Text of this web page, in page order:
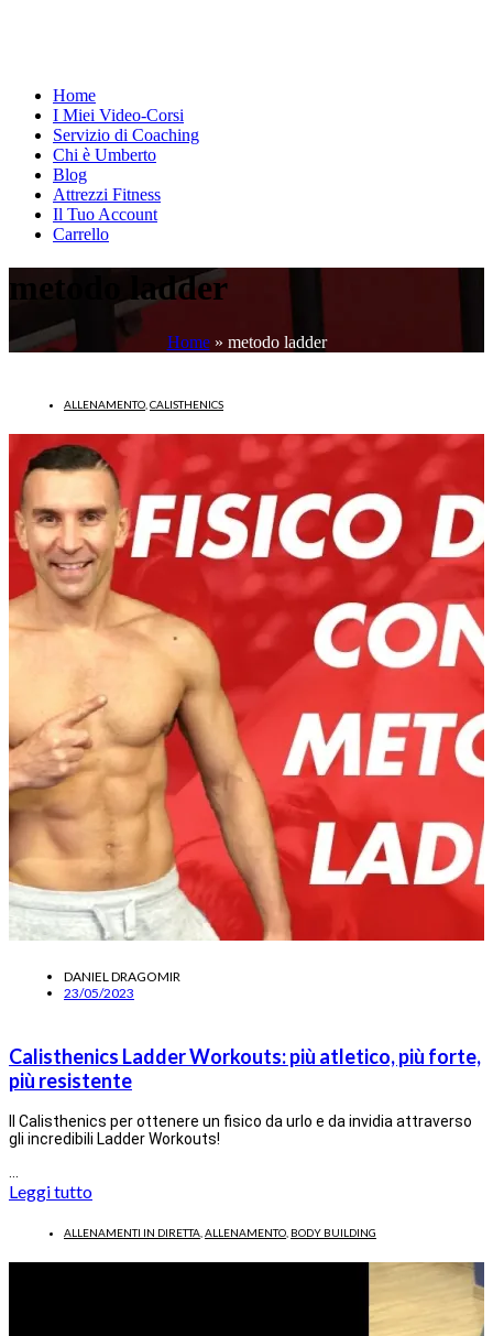
Home
I Miei Video-Corsi
Servizio di Coaching
Chi è Umberto
Blog
Attrezzi Fitness
Il Tuo Account
Carrello
metodo ladder
Home» metodo ladder
ALLENAMENTO CALISTHENICS
DANIEL DRAGOMIR
23/05/2023
Calisthenics Ladder Workouts: più atletico, più forte,
più resistente
Il Calisthenics per ottenere un fisico da urlo e da invidia attraverso
gli incredibili Ladder Workouts!
Leggi tutto
ALLENAMENTI IN DIRETTA ALLENAMENTO BODY BUILDING